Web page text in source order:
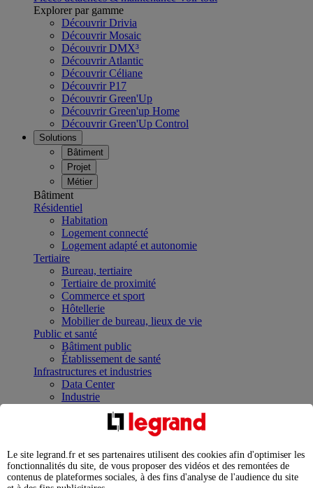
Explorer par gamme
Découvrir Drivia
Découvrir Mosaic
Découvrir DMX³
Découvrir Atlantic
Découvrir Céliane
Découvrir P17
Découvrir Green'Up
Découvrir Green'up Home
Découvrir Green'Up Control
Solutions
Bâtiment
Projet
Métier
Bâtiment
Résidentiel
Habitation
Logement connecté
Logement adapté et autonomie
Tertiaire
Bureau, tertiaire
Tertiaire de proximité
Commerce et sport
Hôtellerie
Mobilier de bureau, lieux de vie
Public et santé
Bâtiment public
Établissement de santé
Infrastructures et industries
Data Center
Industrie
Infrastructures
Contrôler et planifier le fonctionnement des appareils
Répartir et optimiser son tableau électrique
Legrand Data Center Solutions : concentrer les
expertises au service de vos performances
Le site legrand.fr et ses partenaires utilisent des cookies afin d'optimiser les
fonctionnalités du site, de vous proposer des vidéos et des remontées de
contenus de plateformes sociales, à des fins d'analyse de l'audience du site